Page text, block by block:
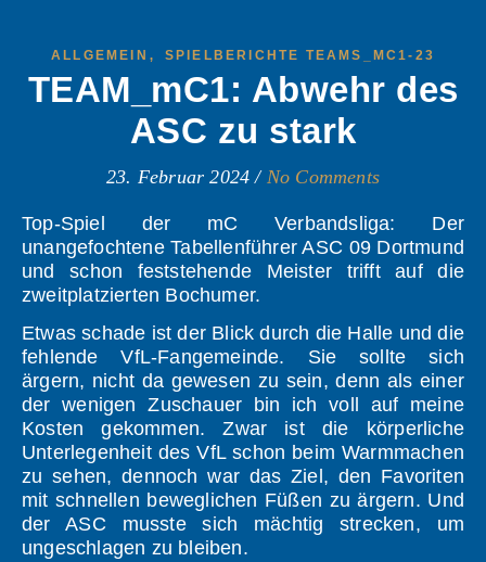
ALLGEMEIN , SPIELBERICHTE TEAMS_MC1-23
TEAM_mC1: Abwehr des
ASC zu stark
23. Februar 2024 / No Comments
Top-Spiel der mC Verbandsliga: Der
unangefochtene Tabellenführer ASC 09 Dortmund
und schon feststehende Meister trifft auf die
zweitplatzierten Bochumer.
Etwas schade ist der Blick durch die Halle und die
fehlende VfL-Fangemeinde. Sie sollte sich
ärgern, nicht da gewesen zu sein, denn als einer
der wenigen Zuschauer bin ich voll auf meine
Kosten gekommen. Zwar ist die körperliche
Unterlegenheit des VfL schon beim Warmmachen
zu sehen, dennoch war das Ziel, den Favoriten
mit schnellen beweglichen Füßen zu ärgern. Und
der ASC musste sich mächtig strecken, um
ungeschlagen zu bleiben.